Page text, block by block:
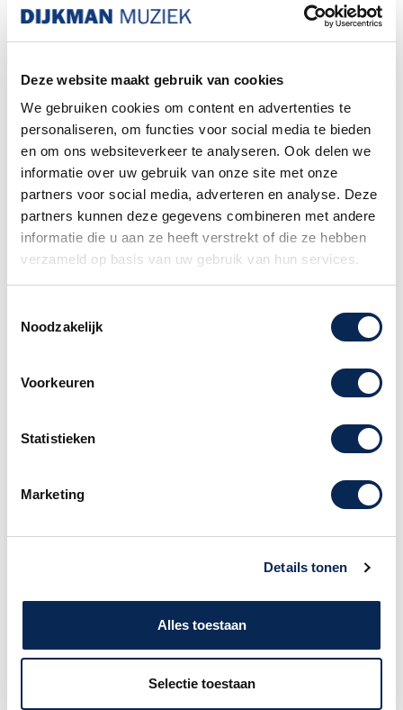
Deze website maakt gebruik van cookies
We gebruiken cookies om content en advertenties te
personaliseren, om functies voor social media te bieden
en om ons websiteverkeer te analyseren. Ook delen we
informatie over uw gebruik van onze site met onze
partners voor social media, adverteren en analyse. Deze
partners kunnen deze gegevens combineren met andere
informatie die u aan ze heeft verstrekt of die ze hebben
verzameld op basis van uw gebruik van hun services.
Noodzakelijk
Voorkeuren
Statistieken
Marketing
Details tonen
Alles toestaan
Selectie toestaan
Bel naar de winkel! 020-6265611
mogelijk wanneer uw bestelling een piano of
gitaarbevat. Dit formaat pakket wordt door het
postpunt namelijk niet geaccepteerd.
Familiebedrijf sinds 1958
Boomwhacker BW5set
Boomwhacker 1 set van 5 gestemde hoge
medewerkers staan u graag te woord.
Klantenservice Amsterdam
020 - 626 56 11
Verwante producten